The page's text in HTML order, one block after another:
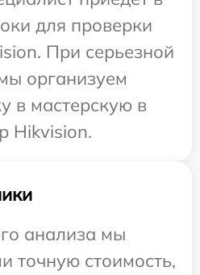
для проверки
При серьезной
организуем
в мастерскую в
Hikvision.
анализа мы
точную стоимость,